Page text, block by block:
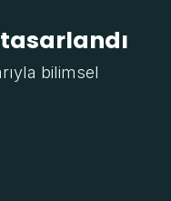
bilimsel